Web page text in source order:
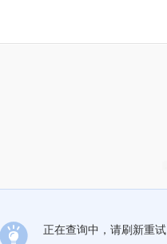
正在查询中，请刷新重试